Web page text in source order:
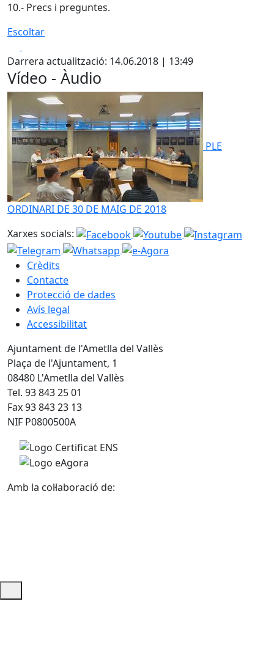
10.- Precs i preguntes.
Escoltar
Darrera actualització: 14.06.2018 | 13:49
Vídeo - Àudio
PLE
ORDINARI DE 30 DE MAIG DE 2018
Xarxes socials:
Crèdits
Contacte
Protecció de dades
Avís legal
Accessibilitat
Ajuntament de l'Ametlla del Vallès
Plaça de l'Ajuntament, 1
08480 L'Ametlla del Vallès
Tel. 93 843 25 01
Fax 93 843 23 13
NIF P0800500A
Amb la col·laboració de:
Ajuda i accés ràpid